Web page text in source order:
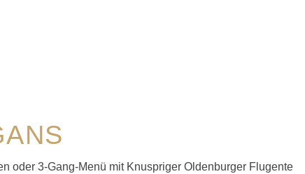
oder 3-Gang-Menü mit Knuspriger Oldenburger Flugente